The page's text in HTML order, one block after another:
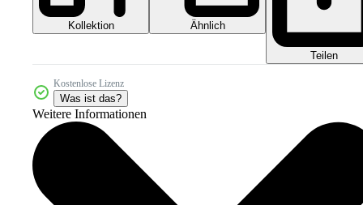
Kollektion Ähnlich
Teilen
Kostenlose Lizenz
Was ist das?
Weitere Informationen